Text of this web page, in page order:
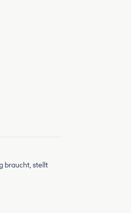
braucht, stellt